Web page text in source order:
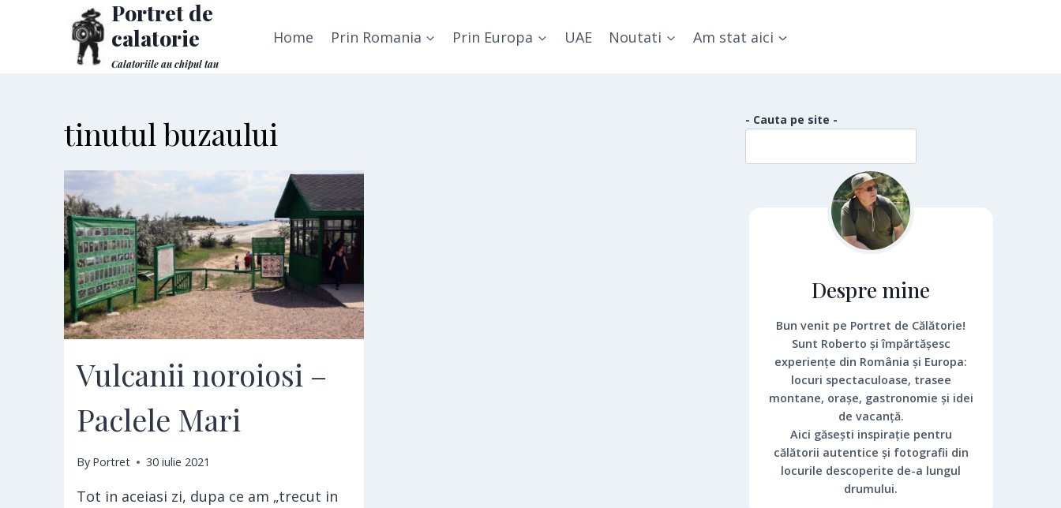
Portret de
calatorie
Calatoriile au chipul tau
Home Prin Romania Prin Europa UAE Noutati Am stat aici
tinutul buzaului
Vulcanii noroiosi –
Paclele Mari
By Portret 30 iulie 2021
Tot in aceiasi zi, dupa ce am „trecut in
- Cauta pe site -
Despre mine
Bun venit pe Portret de Călătorie!
Sunt Roberto și împărtășesc
experiențe din România și Europa:
locuri spectaculoase, trasee
montane, orașe, gastronomie și idei
de vacanță.
Aici găsești inspirație pentru
călătorii autentice și fotografii din
locurile descoperite de-a lungul
drumului.